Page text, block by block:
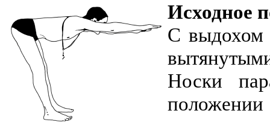
Исходное
С выдохом
Носки